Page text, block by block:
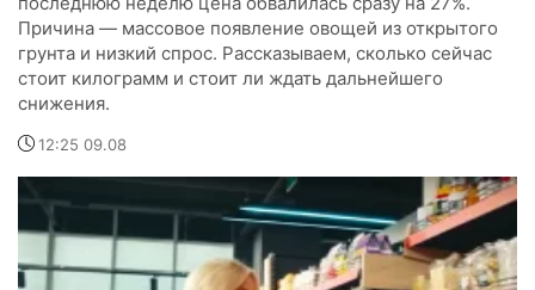
Причина — массовое появление овощей из открытого
грунта и низкий спрос. Рассказываем, сколько сейчас
стоит килограмм и стоит ли ждать дальнейшего
снижения.
12:25 09.08